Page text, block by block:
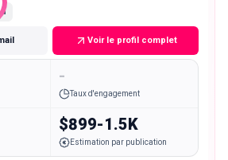
Voir le profil complet
-
Taux d'engagement
$899-1.5K
Estimation par publication